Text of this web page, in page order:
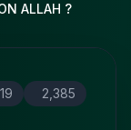
ALLAH ?
2,385